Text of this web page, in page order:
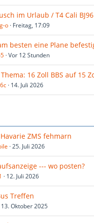
im Urlaub / T4 Cali BJ96
o Freitag, 17:09
Vor 12 Stunden
14. Juli 2026
ZMS fehmarn
25. Juli 2026
--- wo posten?
12. Juli 2026
Treffen
13. Oktober 2025